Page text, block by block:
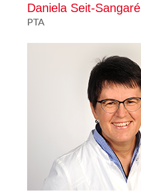
Daniela Seit-Sangaré
PTA